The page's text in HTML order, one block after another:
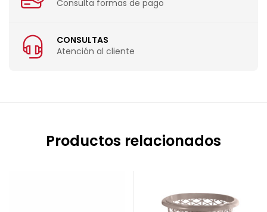
Consulta formas de pago
CONSULTAS
Atención al cliente
Productos relacionados